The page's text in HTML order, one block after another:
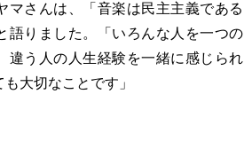
さんは、「音楽は民主主義である
語りました。「いろんな人を一つの
違う人の人生経験を一緒に感じられ
大切なことです」